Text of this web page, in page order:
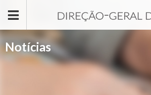
Notícias